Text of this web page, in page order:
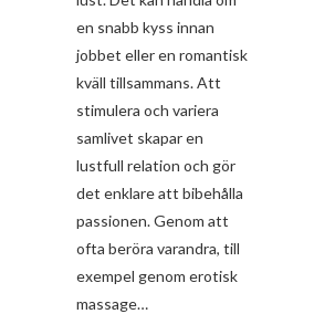
en snabb kyss innan
jobbet eller en romantisk
kväll tillsammans. Att
stimulera och variera
samlivet skapar en
lustfull relation och gör
det enklare att bibehålla
passionen. Genom att
ofta beröra varandra, till
exempel genom erotisk
massage…